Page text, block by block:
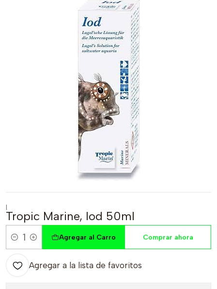
|
Tropic Marine, Iod 50ml
Cantidad
Agregar al Carro Comprar ahora
Agregar a la lista de favoritos